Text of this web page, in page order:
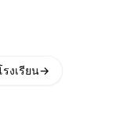
งเรียน→